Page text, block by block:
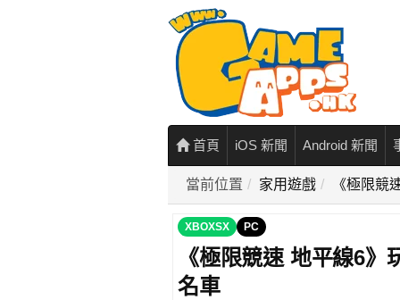
首頁 iOS 新聞 Android 新聞
當前位置 家用遊戲 《極限競
XBOXSX PC
《極限競速 地平線6
名車